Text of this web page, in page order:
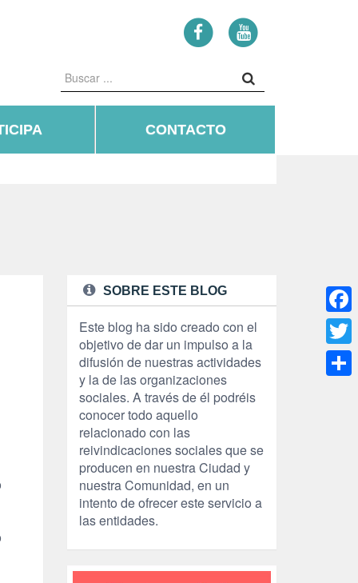
CONTACTO
SOBRE ESTE BLOG
Este blog ha sido creado con el
objetivo de dar un impulso a la
difusión de nuestras actividades
y la de las organizaciones
sociales. A través de él podréis
conocer todo aquello
relacionado con las
reivindicaciones sociales que se
producen en nuestra Ciudad y
nuestra Comunidad, en un
intento de ofrecer este servicio a
las entidades.